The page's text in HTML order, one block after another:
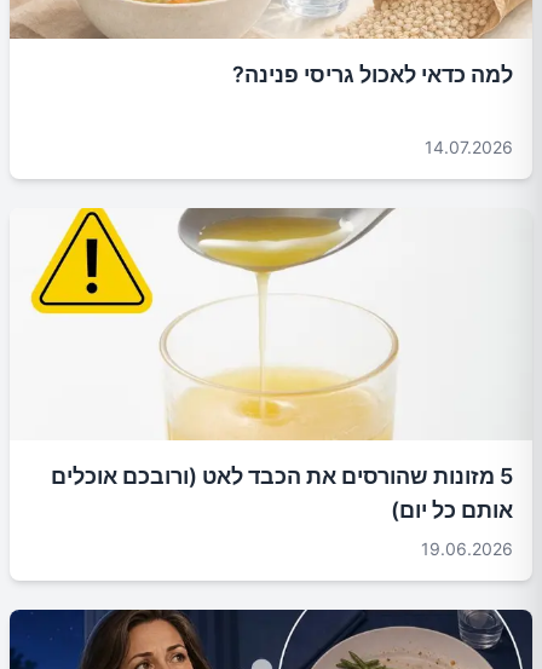
למה כדאי לאכול גריסי פנינה?
14.07.2026
5 מזונות שהורסים את הכבד לאט (ורובכם אוכלים
אותם כל יום)
19.06.2026